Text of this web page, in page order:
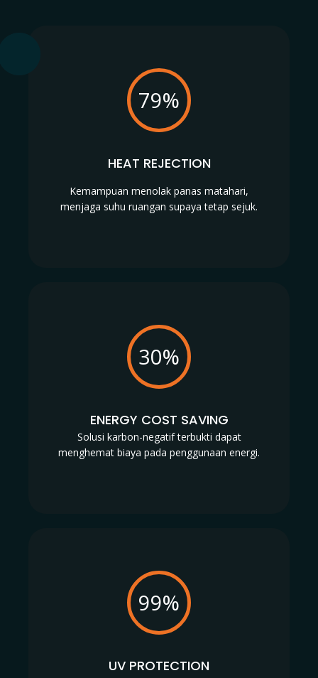
79%
HEAT REJECTION
Kemampuan menolak panas matahari,
menjaga suhu ruangan supaya tetap sejuk.
30%
ENERGY COST SAVING
Solusi karbon-negatif terbukti dapat
menghemat biaya pada penggunaan energi.
99%
UV PROTECTION